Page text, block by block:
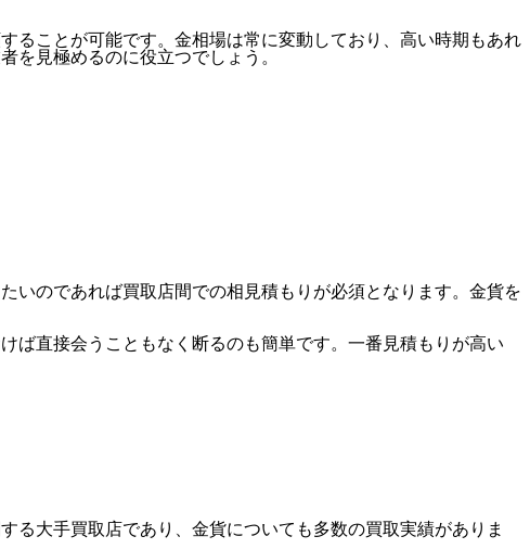
ることが可能です。金相場は常に変動しており、高い時期もあれ
を見極めるのに役立つでしょう。
いのであれば買取店間での相見積もりが必須 となります。金貨を
ば直接会うこともなく断るのも簡単です。一番見積もりが高い
る大手買取店であり、金貨についても多数の買取実績がありま